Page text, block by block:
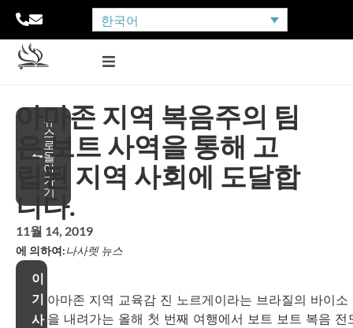
한국어
뉴
스
로
돌
아
가
기
아마존 지역 복음주의 팀
은 보트 사역을 통해 고
립된 지역 사회에 도달합
니다.
11월 14, 2019
에 의하여:나사렛 뉴스
이
기
사
아마존 지역 교육감 진 노르게이라는 브라질의 바이소
을 내려가는 올해 첫 번째 여행에서 보트 보트 복음 전